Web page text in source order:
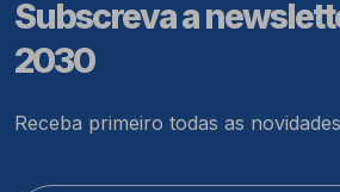
Subscreva a
2030
Receba primeiro todas as